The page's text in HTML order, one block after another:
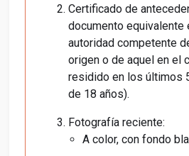
Certificado de
documento equivalente
autoridad competente
origen o de aquel en el
residido en los últimos
de 18 años).
Fotografía reciente:
A color, con fondo